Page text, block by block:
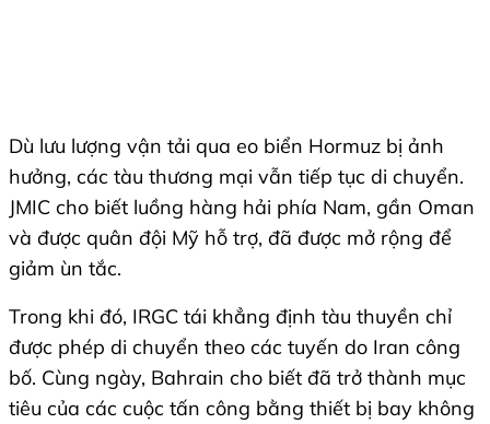
Dù lưu lượng vận tải qua eo biển Hormuz bị ảnh
hưởng, các tàu thương mại vẫn tiếp tục di chuyển.
JMIC cho biết luồng hàng hải phía Nam, gần Oman
và được quân đội Mỹ hỗ trợ, đã được mở rộng để
giảm ùn tắc.
Trong khi đó, IRGC tái khẳng định tàu thuyền chỉ
được phép di chuyển theo các tuyến do Iran công
bố. Cùng ngày, Bahrain cho biết đã trở thành mục
tiêu của các cuộc tấn công bằng thiết bị bay không